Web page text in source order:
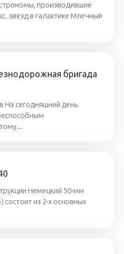
производившие
звёзд в галактике Млечный
бригада
На сегодняшний день
Немецкий 50-мм
состоит из 2-х основных